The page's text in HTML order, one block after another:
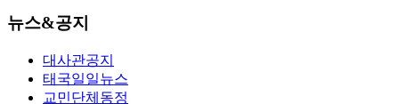
뉴스&공지
대사관공지
태국일일뉴스
교민단체동정